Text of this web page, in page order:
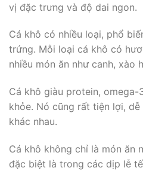
vị đặc trưng và độ dai ngon.
Cá khô có nhiều loại, phổ
trứng. Mỗi loại cá khô có
nhiều món ăn như canh, xào
Cá khô giàu protein,
khỏe. Nó cũng rất tiện lợi,
khác nhau.
Cá khô không chỉ là món ăn
đặc biệt là trong các dịp lễ